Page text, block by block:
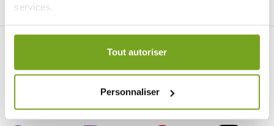
services.
Votre choix de consentement est conservé pendant une
Tout autoriser
Personnaliser